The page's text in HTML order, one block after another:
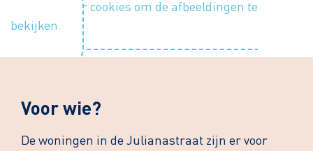
Accepteer cookies om de afbeeldingen te
bekijken.
Voor wie?
De woningen in de Julianastraat zijn er voor